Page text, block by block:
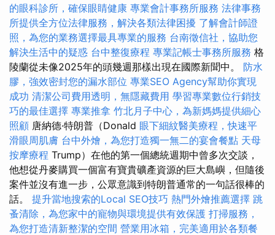
的眼科診所，確保眼睛健康 專業會計事務所服務 法律事務
所提供全方位法律服務，解決各類法律困擾 了解會計師證
照，為您的業務選擇最具專業的服務 台南徵信社，協助您
解決生活中的疑惑 台中整復療程 專業記帳士事務所服務 格
陵蘭從未像2025年的頭幾週那樣出現在國際新聞中。 防水
膠，強效密封您的漏水部位 專業SEO Agency幫助你實現
成功 清潔公司費用透明，無隱藏費用 學習專業數位行銷技
巧的最佳選擇 專業推拿 竹北月子中心，為新媽媽提供細心
照顧 唐納德·特朗普（Donald 眼下細紋醫美療程，快速平
滑眼周肌膚 台中外燴，為您打造獨一無二的宴會餐點 天母
按摩療程 Trump）在他的第一個總統週期中曾多次交談，
他想從丹麥購買一個富有寶貴礦產資源的巨大島嶼，但隨後
案件並沒有進一步，公眾意識到特朗普通常的一句話很棒的
話。 提升當地搜索的Local SEO技巧 熱門外燴推薦選擇 跳
蚤清除，為您家中的寵物與環境提供有效保護 打掃服務，
為您打造清新整潔的空間 營業用冰箱，完美適用於各類餐